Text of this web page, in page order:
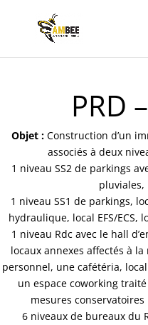
PRD
Objet :Construction d’un
associés à deux
1 niveau SS2 de parkings
pluviales,
1 niveau SS1 de parkings,
hydraulique, local EFS/ECS,
1 niveau Rdc avec le hall
locaux annexes affectés à
personnel, une cafétéria,
un espace coworking
mesures
6 niveaux de bureaux du